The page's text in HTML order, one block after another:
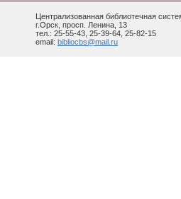
Централизованная библиотечная
г.Орск, просп. Ленина, 13
тел.: 25-55-43, 25-39-64, 25-82-15
email: bibliocbs@mail.ru